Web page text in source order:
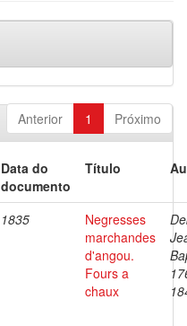
Anterior 1 Próximo
Data do
documento
Título
1835
Negresses
marchandes
d'angou.
Fours a
chaux